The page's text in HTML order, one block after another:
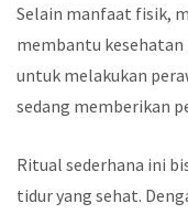
Selain manfaat fisik,
membantu
untuk melakukan
sedang memberikan
Ritual sederhana ini
tidur yang sehat.